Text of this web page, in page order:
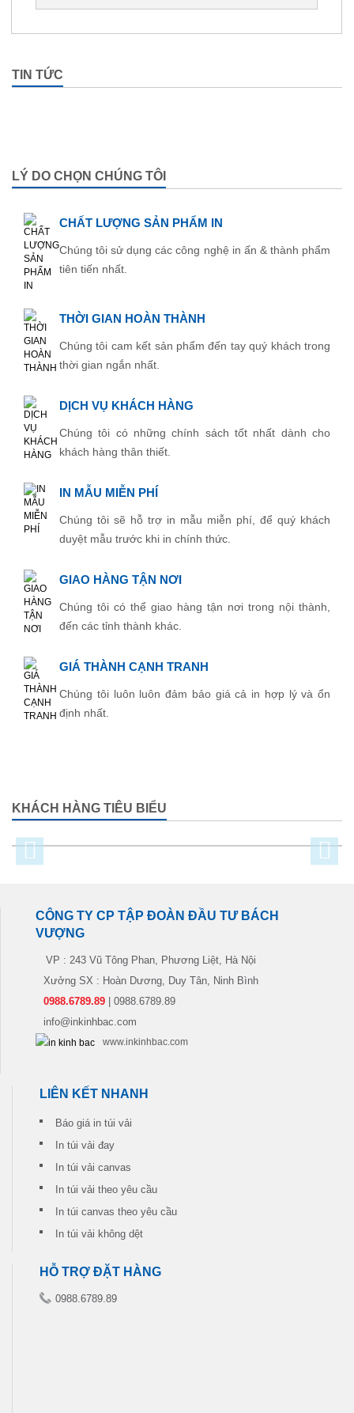
TIN TỨC
LÝ DO CHỌN CHÚNG TÔI
CHẤT LƯỢNG SẢN PHẨM IN
Chúng tôi sử dụng các công nghệ in ấn & thành phẩm
tiên tiến nhất.
THỜI GIAN HOÀN THÀNH
Chúng tôi cam kết sản phẩm đến tay quý khách trong
thời gian ngắn nhất.
DỊCH VỤ KHÁCH HÀNG
Chúng tôi có những chính sách tốt nhất dành cho
khách hàng thân thiết.
IN MẪU MIỄN PHÍ
Chúng tôi sẽ hỗ trợ in mẫu miễn phí, để quý khách
duyệt mẫu trước khi in chính thức.
GIAO HÀNG TẬN NƠI
Chúng tôi có thể giao hàng tận nơi trong nội thành,
đến các tỉnh thành khác.
GIÁ THÀNH CẠNH TRANH
Chúng tôi luôn luôn đảm bảo giá cả in hợp lý và ổn
định nhất.
KHÁCH HÀNG TIÊU BIỂU
CÔNG TY CP TẬP ĐOÀN ĐẦU TƯ BÁCH
VƯỢNG
VP : 243 Vũ Tông Phan, Phương Liệt, Hà Nội
Xưởng SX : Hoàn Dương, Duy Tân, Ninh Bình
0988.6789.89 | 0988.6789.89
info@inkinhbac.com
www.inkinhbac.com
LIÊN KẾT NHANH
Báo giá in túi vải
In túi vải đay
In túi vải canvas
In túi vải theo yêu cầu
In túi canvas theo yêu cầu
In túi vải không dệt
HỖ TRỢ ĐẶT HÀNG
0988.6789.89